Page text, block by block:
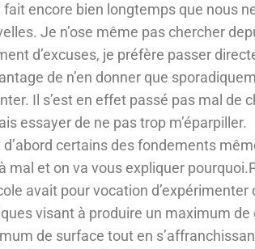
fait encore bien longtemps que nous
Je n’ose même pas chercher
d’excuses, je préfère passer
de n’en donner que
Il s’est en effet passé pas mal de
essayer de ne pas trop m’éparpiller.
d’abord certains des fondements
mal et on va vous expliquer
avait pour vocation
visant à produire un maximum
de surface tout en